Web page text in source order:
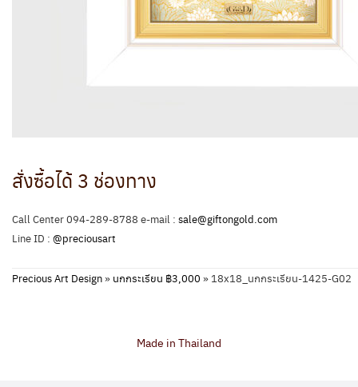
สั่งซื้อได้ 3 ช่องทาง
Call Center 094-289-8788 e-mail : sale@giftongold.com
Line ID : @preciousart
Precious Art Design» นกกระเรียน ฿3,000 » 18x18_นกกระเรียน-1425-G02
Made in Thailand